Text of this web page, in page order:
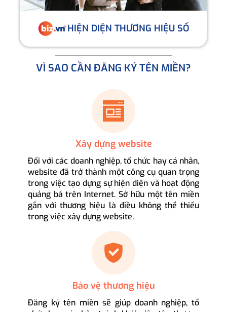
HIỆN DIỆN THƯƠNG HIỆU SỐ
VÌ SAO CẦN ĐĂNG KÝ TÊN MIỀN?
Xây dựng website
Đối với các doanh nghiệp, tổ chức hay cá nhân,
website đã trở thành một công cụ quan trọng
trong việc tạo dựng sự hiện diện và hoạt động
quảng bá trên Internet. Sở hữu một tên miền
gắn với thương hiệu là điều không thể thiếu
trong việc xây dựng website.
Bảo vệ thương hiệu
Đăng ký tên miền sẽ giúp doanh nghiệp, tổ